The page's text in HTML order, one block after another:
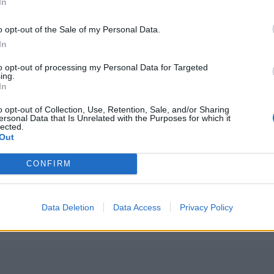
opt-out of the Sale of my Personal Data.
opt-out of processing my Personal Data for Targeted
opt-out of Collection, Use, Retention, Sale, and/or Sharing
Data that Is Unrelated with the Purposes for which it
CONFIRM
Data Deletion Data Access Privacy Policy
πολιτών μέσω θαλάσσης από την Πυροσβεστική
διάσωσης πολιτών μέσω θαλάσσης από την
Ε. Τουρνάς: "Απέναντι σε ακραία καιρικά φαινόμενα
Ε. Τουρνάς: "Απέναντι σε ακραία
καιρικά φαινόμενα δεν υπάρχουν
περιθώρια εφησυχασμού"
δύο αξονικοί τομογράφοι
Θρίλερ στον Λυκαβηττό: Σε 57χρονη γυναίκα από την
Θρίλερ στον Λυκαβηττό: Σε
Θρίλερ στον Λυκαβηττό: Σε
57χρονη γυναίκα από την Κυψέλη